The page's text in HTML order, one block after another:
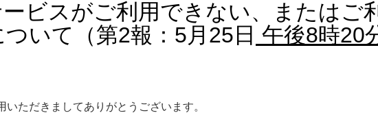
ービスがご利用できない、またはご
いて（第2報：5月25日 午後8時20
ただきましてありがとうございます。